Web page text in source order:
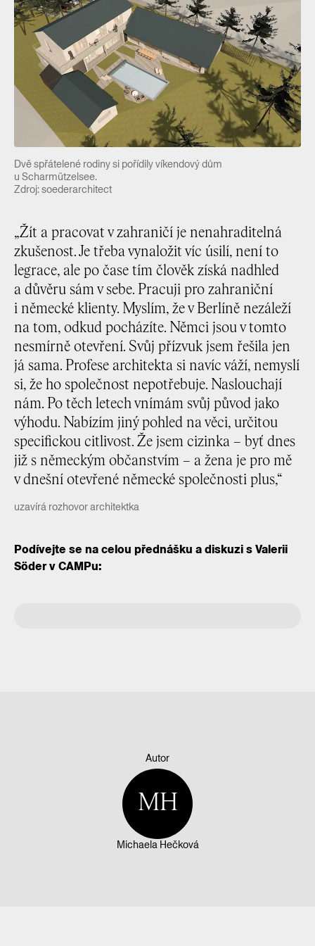
Dvě spřátelené rodiny si pořídily víkendový dům
u Scharmützelsee.
Zdroj: soederarchitect
„Žít a pracovat v zahraničí je nenahraditelná
zkušenost. Je třeba vynaložit víc úsilí, není to
legrace, ale po čase tím člověk získá nadhled
a důvěru sám v sebe. Pracuji pro zahraniční
i německé klienty. Myslím, že v Berlíně nezáleží
na tom, odkud pocházíte. Němci jsou v tomto
nesmírně otevření. Svůj přízvuk jsem řešila jen
já sama. Profese architekta si navíc váží, nemyslí
si, že ho společnost nepotřebuje. Naslouchají
nám. Po těch letech vnímám svůj původ jako
výhodu. Nabízím jiný pohled na věci, určitou
specifickou citlivost. Že jsem cizinka – byť dnes
již s německým občanstvím – a žena je pro mě
v dnešní otevřené německé společnosti plus,“
uzavírá rozhovor architektka
Podívejte se na celou přednášku a diskuzi s Valerii
Söder v CAMPu:
Autor
MH
Michaela Hečková